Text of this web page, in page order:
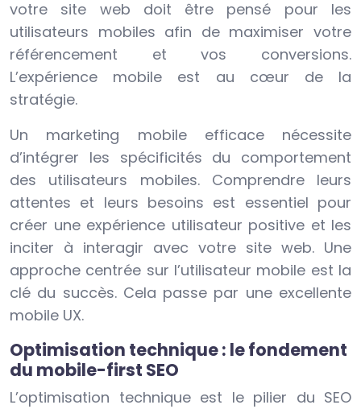
votre site web doit être pensé pour les
utilisateurs mobiles afin de maximiser votre
référencement et vos conversions.
L’expérience mobile est au cœur de la
stratégie.
Un marketing mobile efficace nécessite
d’intégrer les spécificités du comportement
des utilisateurs mobiles. Comprendre leurs
attentes et leurs besoins est essentiel pour
créer une expérience utilisateur positive et les
inciter à interagir avec votre site web. Une
approche centrée sur l’utilisateur mobile est la
clé du succès. Cela passe par une excellente
mobile UX.
Optimisation technique : le fondement
du mobile-first SEO
L’optimisation technique est le pilier du SEO